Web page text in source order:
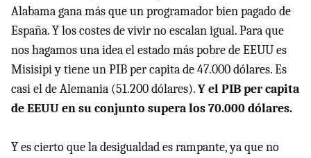
Alabama gana más que un programador bien pagado de
España. Y los costes de vivir no escalan igual. Para que
nos hagamos una idea el estado más pobre de EEUU es
Misisipi y tiene un PIB per capita de 47.000 dólares. Es
casi el de Alemania (51.200 dólares).Y el PIB per capita
de EEUU en su conjunto supera los 70.000 dólares.
Y es cierto que la desigualdad es rampante, ya que no